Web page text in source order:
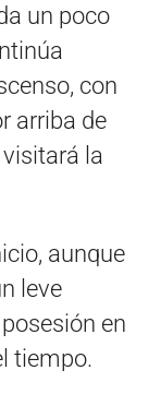
un poco
con
arriba de
la
aunque
leve
en
tiempo.